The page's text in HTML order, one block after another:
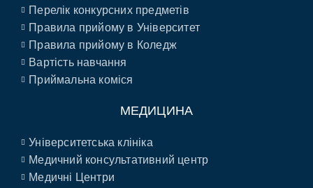
Перелік конкурсних предметів
Правила прийому в Університет
Правила прийому в Коледж
Вартість навчання
Приймальна коміся
МЕДИЦИНА
Університетська клініка
Медичний консультативний центр
Медичні Центри